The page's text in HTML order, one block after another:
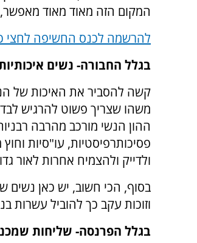
המקום הזה מאוד מאוד
להרשמה לכנס החשיפה לחצי
בגלל החבורה- נשים
קשה להסביר את האיכות של
משהו שצריך פשוט להרגיש
ההון הנשי מורכב מהרבה
פסיכותרפיסטיות, עו"סיות
ולדייק ולהצמיח אחרות לאור
בסוף, הכי חשוב, יש כאן נשים
וזוכות עקב כך להוביל עשרות
בגלל הפרנסה- שליחות